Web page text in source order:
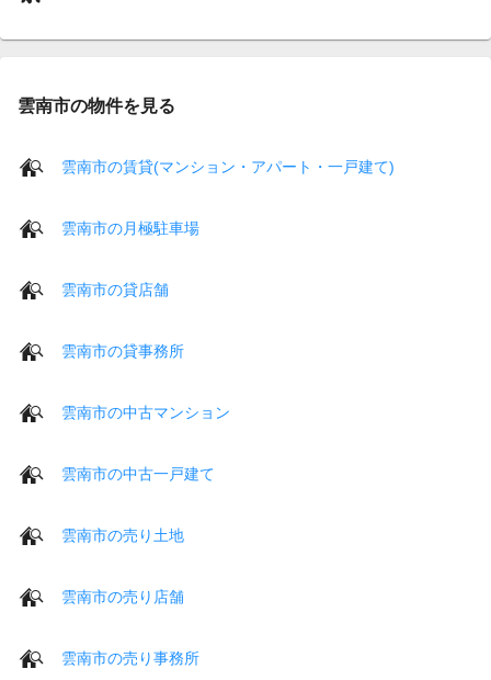
雲南市の物件を見る
雲南市の賃貸(マンション・アパート・一戸建て)
雲南市の月極駐車場
雲南市の貸店舗
雲南市の貸事務所
雲南市の中古マンション
雲南市の中古一戸建て
雲南市の売り土地
雲南市の売り店舗
雲南市の売り事務所